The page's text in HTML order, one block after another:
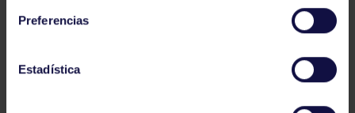
Preferencias
Estadística
Voleibol